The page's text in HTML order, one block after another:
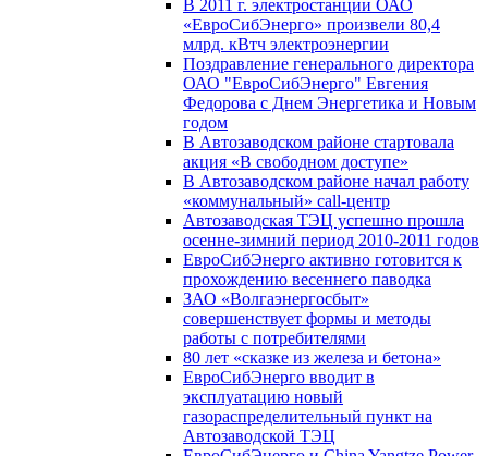
В 2011 г. электростанции ОАО
«ЕвроСибЭнерго» произвели 80,4
млрд. кВтч электроэнергии
Поздравление генерального директора
ОАО "ЕвроСибЭнерго" Евгения
Федорова с Днем Энергетика и Новым
годом
В Автозаводском районе стартовала
акция «В свободном доступе»
В Автозаводском районе начал работу
«коммунальный» call-центр
Автозаводская ТЭЦ успешно прошла
осенне-зимний период 2010-2011 годов
ЕвроСибЭнерго активно готовится к
прохождению весеннего паводка
ЗАО «Волгаэнергосбыт»
совершенствует формы и методы
работы с потребителями
80 лет «сказке из железа и бетона»
ЕвроСибЭнерго вводит в
эксплуатацию новый
газораспределительный пункт на
Автозаводской ТЭЦ